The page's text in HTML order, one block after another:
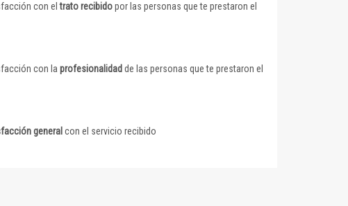
con eltrato recibidopor las personas que te prestaron el
con la profesionalidad de las personas que te prestaron el
general con el servicio recibido